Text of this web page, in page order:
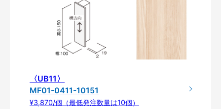
〈UB11〉
MF01-0411-10151
¥3,870/個（最低発注数量は10個）